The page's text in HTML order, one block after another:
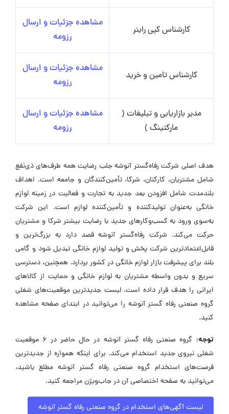
کارشناس کپی رایتر
مشاهده جزئیات و ارسال
رزومه
کارشناس تامین و خرید
مشاهده جزئیات و ارسال
رزومه
مدیر بازاریابی و تبلیغات (
مارکتینگ )
مشاهده جزئیات و ارسال
رزومه
هدف اصلی شرکت رفاه‌گستر آنوشه جلب رضایت همه طرف‌های ذی‌نفع
شامل مشتریان، کارکنان، شرکا، تأمین‌کنندگان و جامعه است. اهداف
بلندمدت شامل افزودن بعد جدید به تجارت و فعالیت در زمینه لوازم
خانگی به‌عنوان تولیدکننده و تأمین‌کننده لوازم است. این شرکت
به‌سوی ورود به کسب‌وکارهای جدید با رضایت بیشتر شرکا و مشتریان
حرکت می‌کند. شرکت رفاه‌گستر آنوشه قصد دارد به بزرگ‌ترین و
قابل‌اعتمادترین شرکت پخش و تولید لوازم خانگی تبدیل شود و گامی
بلند برای پیشرفت بازار لوازم خانگی در کشور بردارد. همچنین، دسترسی
سریع و بدون واسطه مشتریان به لوازم خانگی و حمایت از کالاهای
ایرانی را هدف قرار داده است. لیست جدیدترین موقعیت‌های شغلی
گروه صنعتی رفاه گستر آنوشه را می‌توانید در ابتدای صفحه مشاهده
کنید.
توجه:
گروه صنعتی رفاه گستر آنوشه در حال حاضر در ۶ موقعیت
شغلی نیروی جدید استخدام می‌کند. برای اینکه همواره از جدیدترین
فرصت‌های استخدام گروه صنعتی رفاه گستر آنوشه مطلع باشید،
می‌توانید به صفحه اختصاصی آن در جاب‌ویژن مراجعه کنید.
لیست آگهی‌های استخدام در گروه صنعتی رفاه گستر آنوشه